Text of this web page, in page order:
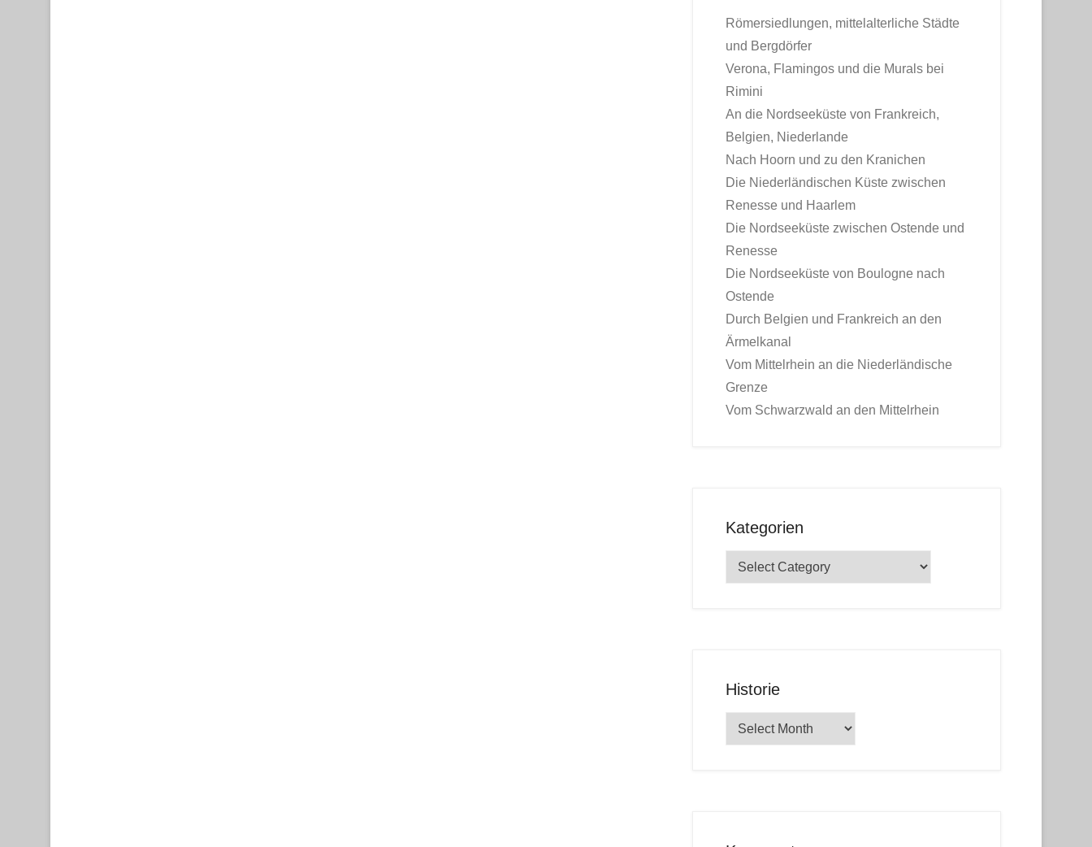
Römersiedlungen, mittelalterliche Städte
und Bergdörfer
Verona, Flamingos und die Murals bei
Rimini
An die Nordseeküste von Frankreich,
Belgien, Niederlande
Nach Hoorn und zu den Kranichen
Die Niederländischen Küste zwischen
Renesse und Haarlem
Die Nordseeküste zwischen Ostende und
Renesse
Die Nordseeküste von Boulogne nach
Ostende
Durch Belgien und Frankreich an den
Ärmelkanal
Vom Mittelrhein an die Niederländische
Grenze
Vom Schwarzwald an den Mittelrhein
Kategorien
Kategorien
Historie
Historie